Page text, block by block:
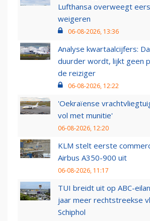
Lufthansa overweegt
weigeren
06-08-2026, 13:36
Analyse kwartaalcijfers:
duurder wordt, lijkt geen
de reiziger
06-08-2026, 12:22
'Oekraïense
vol met munitie'
06-08-2026, 12:20
KLM stelt eerste
Airbus A350-900 uit
06-08-2026, 11:17
TUI breidt uit op ABC-
jaar meer rechtstreekse
Schiphol